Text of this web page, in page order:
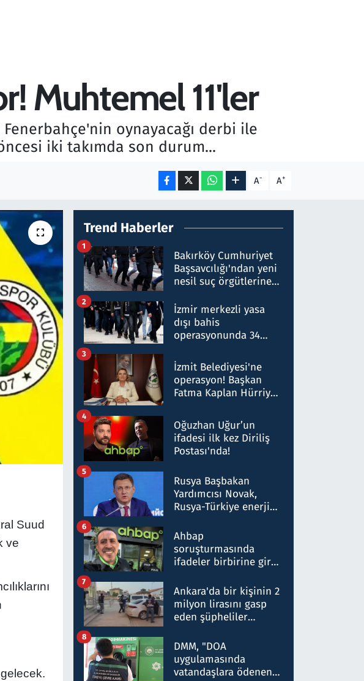
Muhtemel 11'ler
oynayacağı derbi ile
iki takımda son durum...
A- A+
Suud
ve
Trend Haberler
Bakırköy Cumhuriyet
Başsavcılığı'ndan yeni
nesil suç örgütlerine
hakkında gözaltı kararı
1
İzmir merkezli yasa
dışı bahis
operasyonunda 34
Milyar liralık para
trafiği tespit edildi
2
İzmit Belediyesi'ne
operasyon! Başkan
Fatma Kaplan Hürriyet
3
Oğuzhan Uğur’un
ifadesi ilk kez Diriliş
Postası'nda!
4
Rusya Başbakan
Yardımcısı Novak,
Rusya-Türkiye enerji
nitelikte olduğunu
belirtti
5
Ahbap
soruşturmasında
ifadeler birbirine girdi:
ifadelerinden ortaya
çıkan tablo şok etti
6
Ankara'da bir kişinin 2
milyon lirasını gasp
eden şüpheliler
7
DMM, "DOA
uygulamasında
vatandaşlara ödenen
8